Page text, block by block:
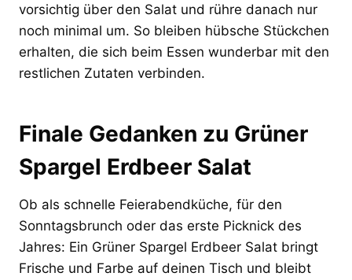
vorsichtig über den Salat und rühre danach nur
noch minimal um. So bleiben hübsche Stückchen
erhalten, die sich beim Essen wunderbar mit den
restlichen Zutaten verbinden.
Finale Gedanken zu Grüner
Spargel Erdbeer Salat
Ob als schnelle Feierabendküche, für den
Sonntagsbrunch oder das erste Picknick des
Jahres: Ein Grüner Spargel Erdbeer Salat bringt
Frische und Farbe auf deinen Tisch und bleibt